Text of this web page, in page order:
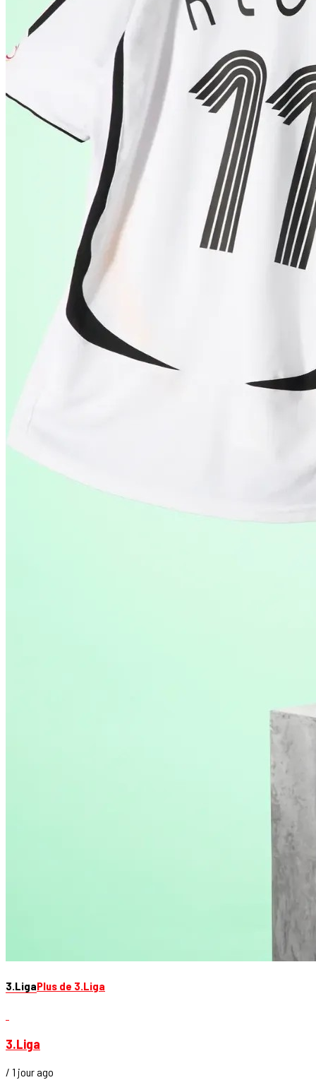
3.LigaPlus de 3.Liga
3.Liga
/ 1 jour ago